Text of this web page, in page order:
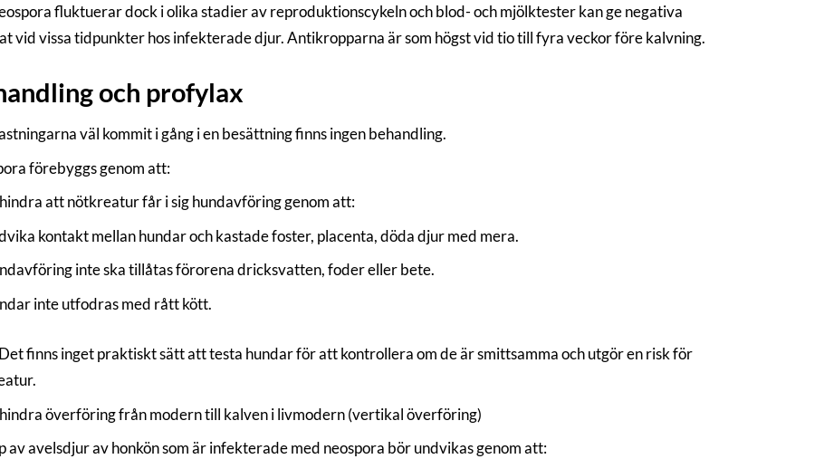
fluktuerar dock i olika stadier av reproduktionscykeln och blod- och mjölktester kan ge negativa
vid vissa tidpunkter hos infekterade djur. Antikropparna är som högst vid tio till fyra veckor före kalvning.
och profylax
väl kommit i gång i en besättning finns ingen behandling.
förebyggs genom att:
att nötkreatur får i sig hundavföring genom att:
kontakt mellan hundar och kastade foster, placenta, döda djur med mera.
inte ska tillåtas förorena dricksvatten, foder eller bete.
inte utfodras med rått kött.
finns inget praktiskt sätt att testa hundar för att kontrollera om de är smittsamma och utgör en risk för
överföring från modern till kalven i livmodern (vertikal överföring)
av avelsdjur av honkön som är infekterade med neospora bör undvikas genom att: